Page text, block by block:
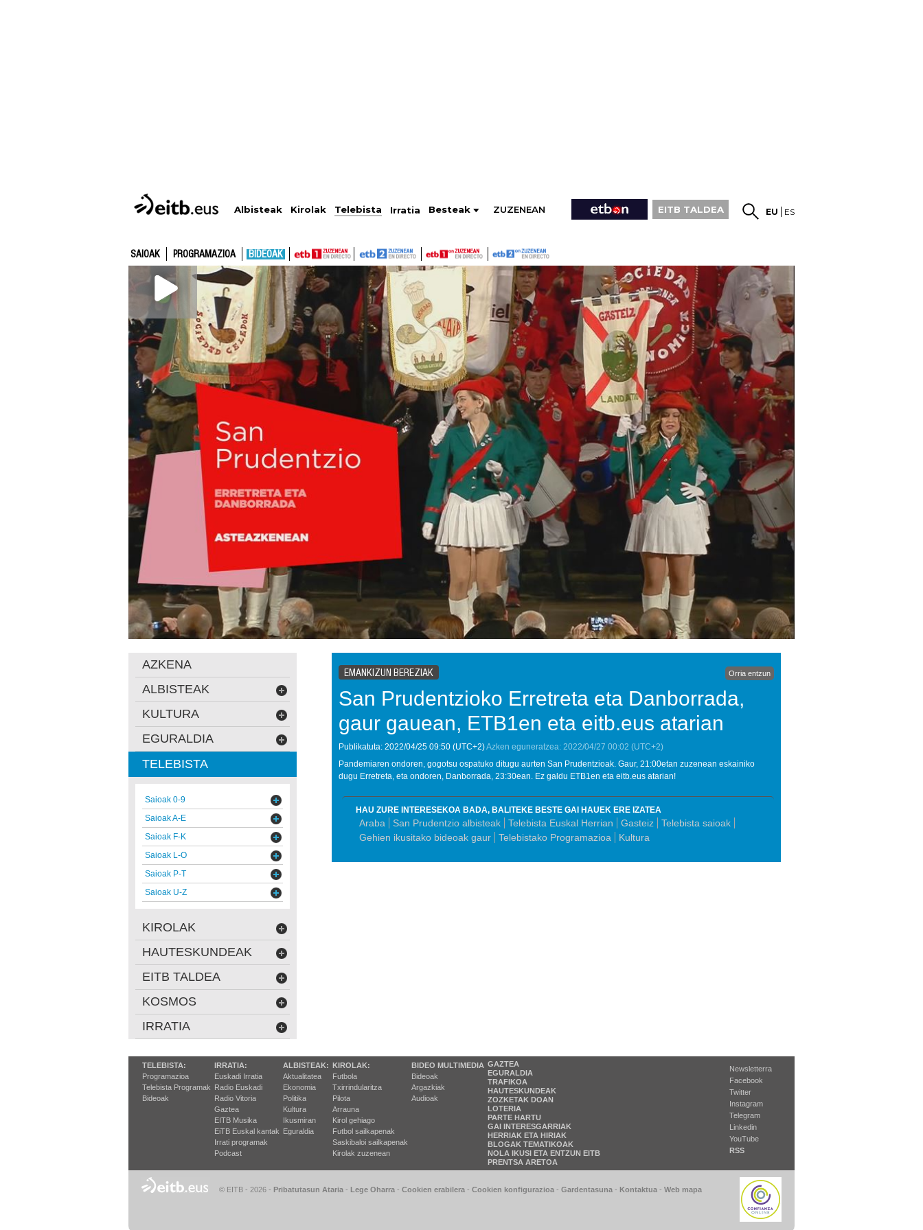
Albisteak Kirolak Telebista Irratia Besteak ZUZENEAN EITB TALDEA EU ES
SAIOAK PROGRAMAZIOA BIDEOAK
EMANKIZUN BEREZIAK Orria entzun
San Prudentzioko Erretreta eta Danborrada,
gaur gauean, ETB1en eta eitb.eus atarian
Publikatuta: 2022/04/25 09:50 (UTC+2)Azken eguneratzea: 2022/04/27 00:02 (UTC+2)
Pandemiaren ondoren, gogotsu ospatuko ditugu aurten San Prudentzioak. Gaur, 21:00etan zuzenean eskainiko
dugu Erretreta, eta ondoren, Danborrada, 23:30ean. Ez galdu ETB1en eta eitb.eus atarian!
HAU ZURE INTERESEKOA BADA, BALITEKE BESTE GAI HAUEK ERE IZATEA
Araba San Prudentzio albisteak Telebista Euskal Herrian Gasteiz
Telebista saioak
Gehien ikusitako bideoak gaur
Telebistako Programazioa Kultura
AZKENA
ALBISTEAK
KULTURA
EGURALDIA
TELEBISTA
Saioak 0-9
Saioak A-E
Saioak F-K
Saioak L-O
Saioak P-T
Saioak U-Z
KIROLAK
HAUTESKUNDEAK
EITB TALDEA
KOSMOS
IRRATIA
TELEBISTA:
Programazioa
Telebista Programak
Bideoak
IRRATIA:
Euskadi Irratia
Radio Euskadi
Radio Vitoria
Gaztea
EITB Musika
EiTB Euskal kantak
Irrati programak
Podcast
ALBISTEAK:
Aktualitatea
Ekonomia
Politika
Kultura
Ikusmiran
Eguraldia
KIROLAK:
Futbola
Txirrindularitza
Pilota
Arrauna
Kirol gehiago
Futbol sailkapenak
Saskibaloi sailkapenak
Kirolak zuzenean
BIDEO MULTIMEDIA
Bideoak
Argazkiak
Audioak
GAZTEA
EGURALDIA
TRAFIKOA
HAUTESKUNDEAK
ZOZKETAK DOAN
LOTERIA
PARTE HARTU
GAI INTERESGARRIAK
HERRIAK ETA HIRIAK
BLOGAK TEMATIKOAK
NOLA IKUSI ETA ENTZUN EITB
PRENTSA ARETOA
Newsletterra
Facebook
Twitter
Instagram
Telegram
Linkedin
YouTube
RSS
© EITB - 2026 - Pribatutasun Ataria - Lege Oharra - Cookien erabilera - Cookien konfigurazioa - Gardentasuna - Kontaktua - Web mapa